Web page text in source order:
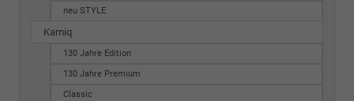
neu STYLE
Kamiq
130 Jahre Edition
130 Jahre Premium
Classic